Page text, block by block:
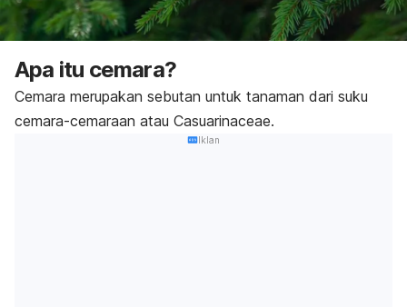
Apa itu cemara?
Cemara merupakan sebutan untuk tanaman dari suku
cemara-cemaraan atau Casuarinaceae.
Iklan